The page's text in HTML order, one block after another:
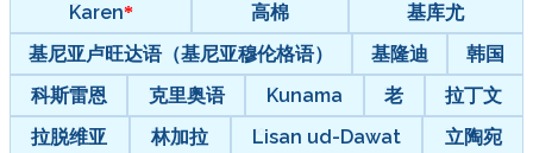
Karen
高棉
基库尤
基尼亚卢旺达语（基尼亚穆伦格语）
基隆迪
韩国
科斯雷恩
克里奥语 Kunama 老
拉丁文
拉脱维亚
林加拉 Lisan ud-Dawat
立陶宛